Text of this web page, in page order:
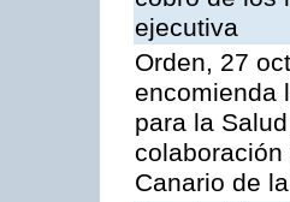
ejecutiva
Orden, 27
encomienda
para la
Canario de